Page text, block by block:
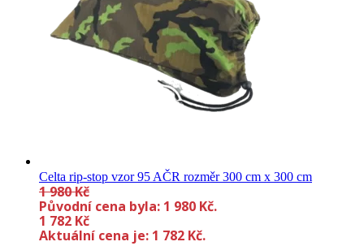
Celta rip-stop vzor 95 AČR rozměr 300 cm x 300 cm
1 980Kč
Původní cena byla: 1 980 Kč.
1 782 Kč
Aktuální cena je: 1 782 Kč.